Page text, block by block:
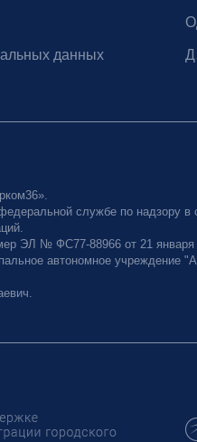
данных
службе по надзору
ЭЛ № ФС77-88966 от 21 января
автономное учреждение